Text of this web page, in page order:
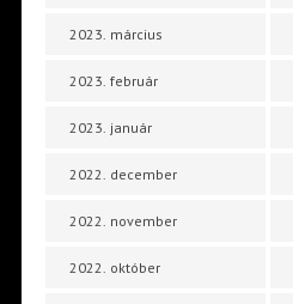
2023. március
2023. február
2023. január
2022. december
2022. november
2022. október